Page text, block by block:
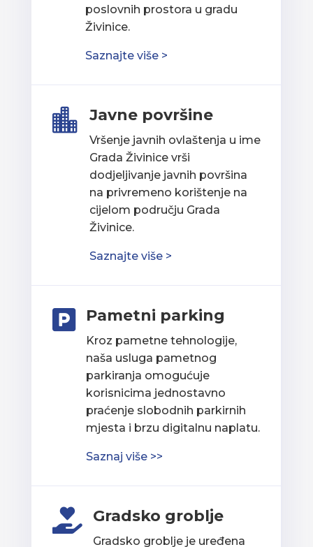
poslovnih prostora u gradu
Živinice.
Saznajte više >
 Javne površine
Vršenje javnih ovlaštenja u ime
Grada Živinice vrši
dodjeljivanje javnih površina
na privremeno korištenje na
cijelom području Grada
Živinice.
Saznajte više >
 Pametni parking
Kroz pametne tehnologije,
naša usluga pametnog
parkiranja omogućuje
korisnicima jednostavno
praćenje slobodnih parkirnih
mjesta i brzu digitalnu naplatu.
Saznaj više >>
 Gradsko groblje
Gradsko groblje je uređena